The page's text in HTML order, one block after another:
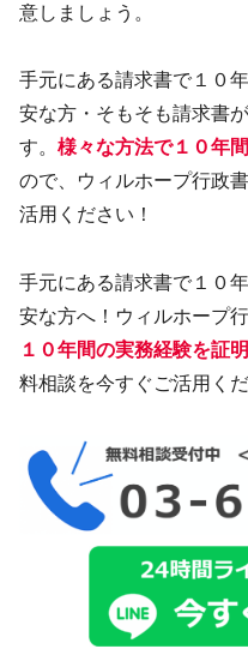
意しましょう。
手元にある請求書で１０
安な方・そもそも請求書
す。 様々な方法で１０年
ので、ウィルホープ行政
活用ください！
手元にある請求書で１０
安な方へ！ウィルホープ
１０年間の実務経験を証
料相談を今すぐご活用くだ